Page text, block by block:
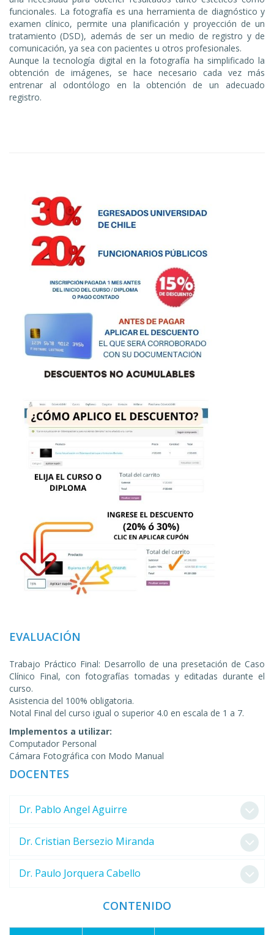
funcionales. La fotografía es una herramienta de diagnóstico y
examen clínico, permite una planificación y proyección de un
tratamiento (DSD), además de ser un medio de registro y de
comunicación, ya sea con pacientes u otros profesionales.
Aunque la tecnología digital en la fotografía ha simplificado la
obtención de imágenes, se hace necesario cada vez más
entrenar al odontólogo en la obtención de un adecuado
registro.
EVALUACIÓN
Trabajo Práctico Final: Desarrollo de una presetación de Caso
Clínico Final, con fotografías tomadas y editadas durante el
curso.
Asistencia del 100% obligatoria.
Notal Final del curso igual o superior 4.0 en escala de 1 a 7.
Implementos a utilizar:
Computador Personal
Cámara Fotográfica con Modo Manual
DOCENTES
Dr. Pablo Angel Aguirre
Dr. Cristian Bersezio Miranda
Dr. Paulo Jorquera Cabello
CONTENIDO